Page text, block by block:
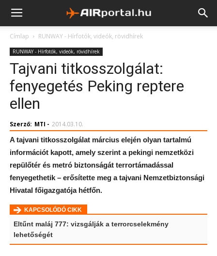
Címlap RUNWAY - Hírfotók, videók, rövidhírek
RUNWAY - Hírfotók, videók, rövidhírek
Tajvani titkosszolgálat:
fenyegetés Peking reptere
ellen
Szerző: MTI - 2014.03.10.
A tajvani titkosszolgálat március elején olyan tartalmú
információt kapott, amely szerint a pekingi nemzetközi
repülőtér és metró biztonságát terrortámadással
fenyegethetik – erősítette meg a tajvani Nemzetbiztonsági
Hivatal főigazgatója hétfőn.
KAPCSOLÓDÓ CIKK
Eltűnt maláj 777: vizsgálják a terrorcselekmény
lehetőségét